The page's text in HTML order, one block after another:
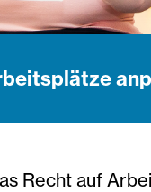
Recht auf